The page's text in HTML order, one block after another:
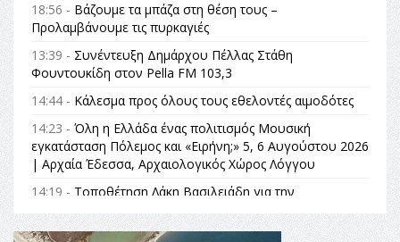
18:56 - Βάζουμε τα μπάζα στη θέση τους –
Προλαμβάνουμε τις πυρκαγιές
13:39 - Συνέντευξη Δημάρχου Πέλλας Στάθη
Φουντουκίδη στον Pella FM 103,3
14:44 - Κάλεσμα προς όλους τους εθελοντές αιμοδότες
14:23 - Όλη η Ελλάδα ένας πολιτισμός Μουσική
εγκατάσταση Πόλεμος και «Ειρήνη;» 5, 6 Αυγούστου 2026
| Αρχαία Έδεσσα, Αρχαιολογικός Χώρος Λόγγου
14:19 - Τοποθέτηση Λάκη Βασιλειάδη για την
Αναθεώρηση του Συντάγματος: «Σε τέτοιες κορυφαίες
θεσμικές διαδικασίες υπάρχει μόνο η ευθύνη απέναντι